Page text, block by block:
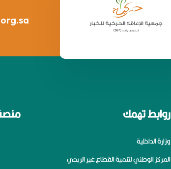
روابط تهمك
وزارة الداخلية
المركز الوطني لتنمية القطاع غير الربحي